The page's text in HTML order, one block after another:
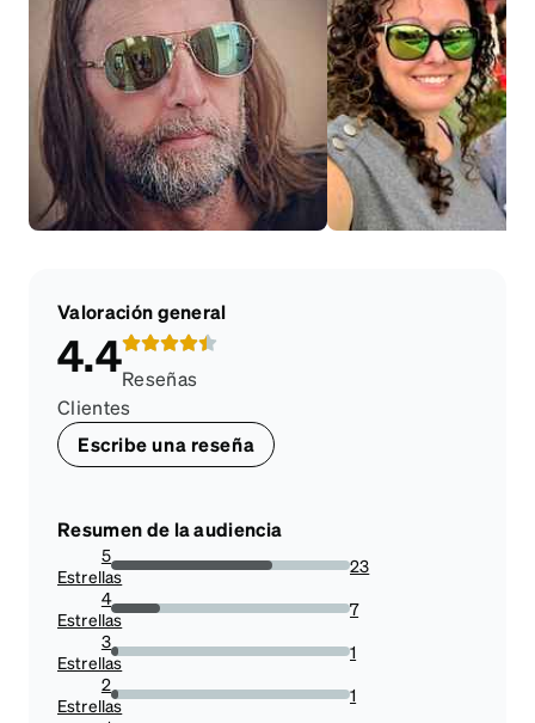
Valoración general
4.4Reseñas
Clientes
Escribe una reseña
Resumen de la audiencia
5
Estrellas67.64705882352942%
23
4
Estrellas20.588235294117645%
7
3
Estrellas2.941176470588235%
1
2
Estrellas2.941176470588235%
1